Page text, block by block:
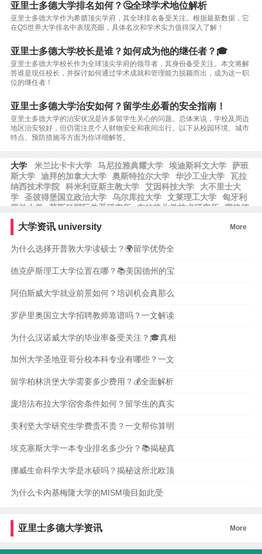
亚里士多德大学排名如何？🤔全球学术地位解析
亚里士多德大学作为希腊顶尖学府，其全球排名备受关注。根据最新数据，它
在QS世界大学排名中表现亮眼，具体名次和学术实力值得深入了解！
亚里士多德大学校长是谁？如何成为他的继任者？🎓
亚里士多德大学校长作为全球顶尖学府的领导者，其身份备受关注。本文将解
答谁是现任校长，并探讨如何通过学术成就和管理能力脱颖而出，成为这一职
位的继任者！
亚里士多德大学治安如何？留学生必看的安全指南！
亚里士多德大学的治安状况是许多留学生关心的问题。总体来说，学校及周边
地区治安较好，但仍需注意个人财物安全和夜间出行。以下从校园环境、城市
特点、预防措施等方面为你详细解答。
大学 米兰比卡卡大学 马尼拉雅典耀大学 埃迪斯科文大学
萨班
斯大学
迪拜的加拿大大学 奥斯特拉尔大学 华沙工业大学
瓦拉
纳西技术学院
科米利亚斯主教大学 艾因科技大学
大不里士大
学
圣彼得堡国立政治大学 乌尔库拉大学 文莱理工大学
匈牙利
罗兰大学
莫斯科国际关系研究所 布拉格化学技术研究所
塞格德
大学
鲁大学
泗水理工学院 舒利尼生物技术和管理大学
艾因·沙姆斯
利诺伊理工大学
金斯顿大学
大学资讯 university More
为什么选择开普敦大学读硕士？🌍留学优势全
德克萨斯理工大学位置在哪？📚美国德州的宝
阿伯斯威大学就业前景如何？培训机会真那么
罗萨里奥国立大学招聘教师靠谱吗？一文解读
为什么汉诺威大学的毕业率备受关注？🎓真相
加州大学圣地亚哥分校本科专业有哪些？一文
留学柏林洪堡大学需要多少费用？💰全面解析
庞培法布拉大学宿舍条件如何？留学生的真实
美利坚大学研究生学费贵不贵？一文帮你算明
埃克塞斯大学一本专业排名多少分？📚揭秘真
挪威生命科学大学是水硕吗？揭秘这所北欧顶
为什么卡内基梅隆大学的MISM项目如此受
亚里士多德大学资讯 More